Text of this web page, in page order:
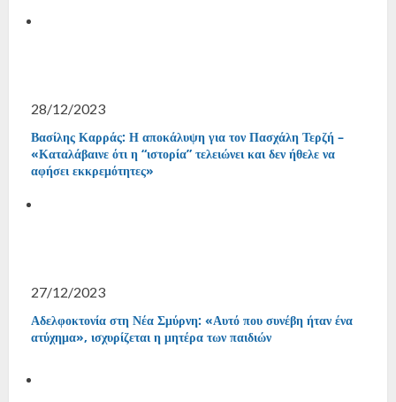
28/12/2023
Βασίλης Καρράς: Η αποκάλυψη για τον Πασχάλη Τερζή –
«Καταλάβαινε ότι η “ιστορία” τελειώνει και δεν ήθελε να
αφήσει εκκρεμότητες»
27/12/2023
Αδελφοκτονία στη Νέα Σμύρνη: «Αυτό που συνέβη ήταν ένα
ατύχημα», ισχυρίζεται η μητέρα των παιδιών